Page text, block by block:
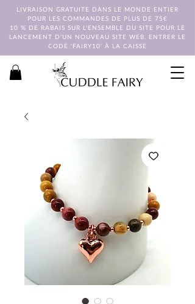
LIVRAISON GRATUITE DANS LE MONDE ENTIER
POUR LES COMMANDES DE PLUS DE 75€
10 % DE RABAIS SUR L'ENSEMBLE DU SITE POUR LE
LANCEMENT D'UN NOUVEAU SITE WEB. ENTRER LE
CODE 'FAIRY10' À LA CAISSE